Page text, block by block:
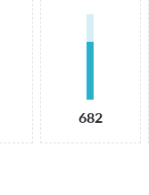
682